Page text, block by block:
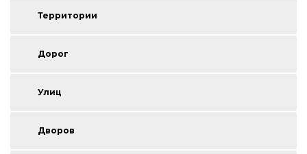
Территории
Дорог
Улиц
Дворов